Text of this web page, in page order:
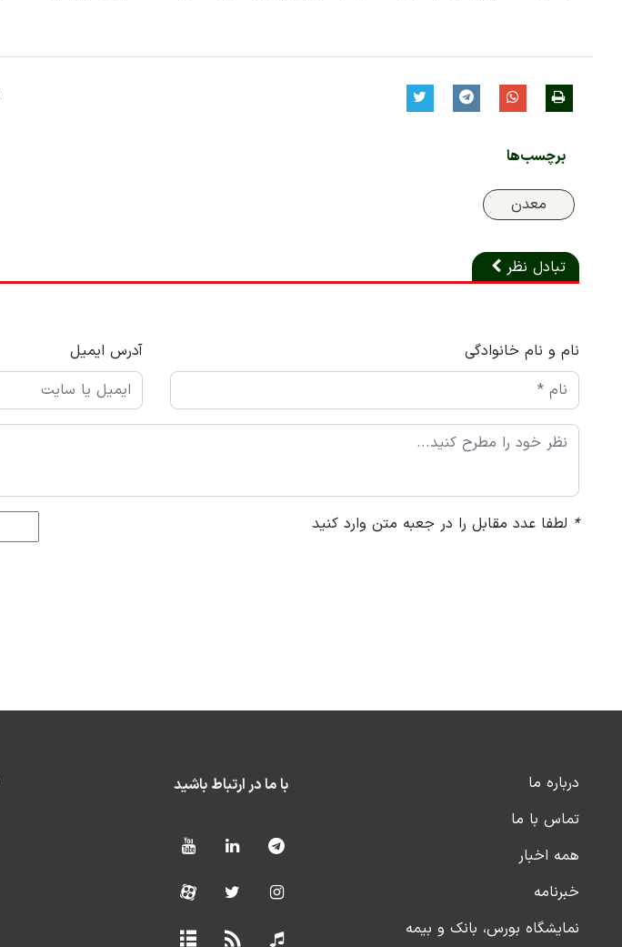
برچسب‌ها
معدن
تبادل نظر
نام و نام خانوادگی آدرس ایمیل
* لطفا عدد مقابل را در جعبه متن وارد کنید
درباره ما
تماس با ما
همه اخبار
خبرنامه
نمایشگاه بورس، بانک و بیمه
با ما در ارتباط باشید